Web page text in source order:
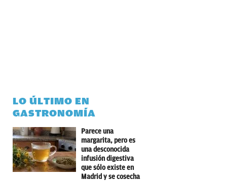
LO ÚLTIMO EN
GASTRONOMÍA
Parece una
margarita, pero es
una desconocida
infusión digestiva
que sólo existe en
Madrid y se cosecha